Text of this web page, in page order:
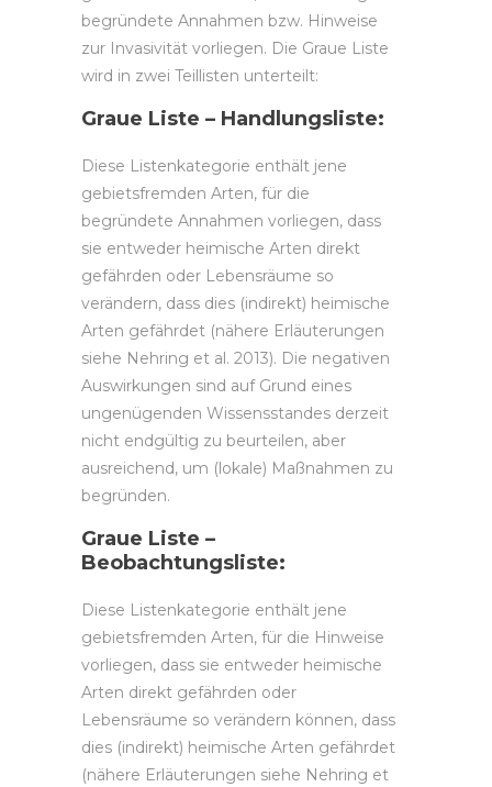
begründete Annahmen bzw. Hinweise
zur Invasivität vorliegen. Die Graue Liste
wird in zwei Teillisten unterteilt:
Graue Liste – Handlungsliste:
Diese Listenkategorie enthält jene
gebietsfremden Arten, für die
begründete Annahmen vorliegen, dass
sie entweder heimische Arten direkt
gefährden oder Lebensräume so
verändern, dass dies (indirekt) heimische
Arten gefährdet (nähere Erläuterungen
siehe Nehring et al. 2013). Die negativen
Auswirkungen sind auf Grund eines
ungenügenden Wissensstandes derzeit
nicht endgültig zu beurteilen, aber
ausreichend, um (lokale) Maßnahmen zu
begründen.
Graue Liste –
Beobachtungsliste:
Diese Listenkategorie enthält jene
gebietsfremden Arten, für die Hinweise
vorliegen, dass sie entweder heimische
Arten direkt gefährden oder
Lebensräume so verändern können, dass
dies (indirekt) heimische Arten gefährdet
(nähere Erläuterungen siehe Nehring et